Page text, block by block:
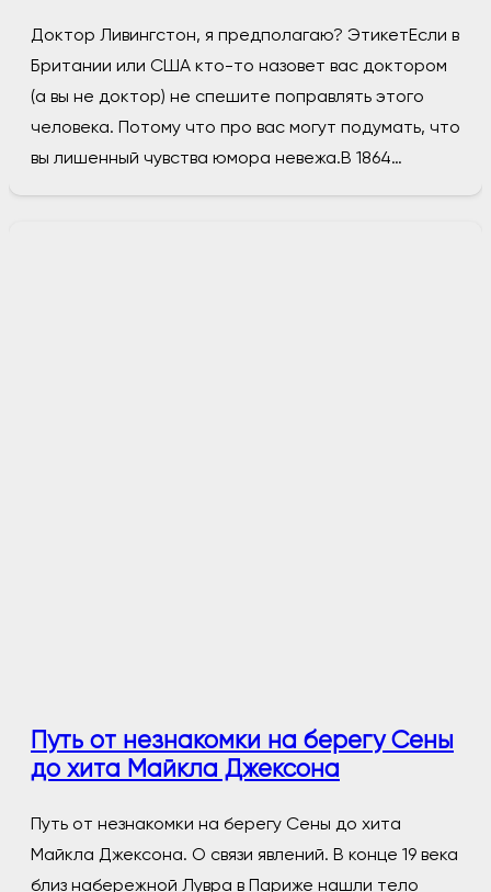
Доктор Ливингстон, я предполагаю? ЭтикетЕсли в
Британии или США кто-то назовет вас доктором
(а вы не доктор) не спешите поправлять этого
человека. Потому что про вас могут подумать, что
вы лишенный чувства юмора невежа.В 1864…
Путь от незнакомки на берегу Сены
до хита Майкла Джексона
Путь от незнакомки на берегу Сены до хита
Майкла Джексона. О связи явлений. В конце 19 века
близ набережной Лувра в Париже нашли тело